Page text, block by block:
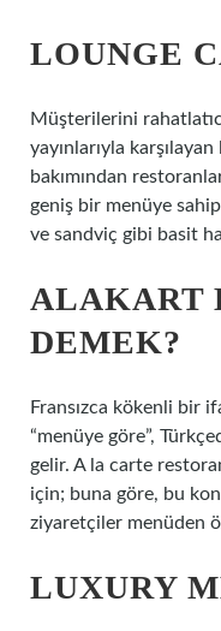
LOUNGE
Müşterilerini
yayınlarıyla
bakımından
geniş bir menüye
ve sandviç gibi basit
ALAKART
DEMEK?
Fransızca kökenli bir
“menüye göre”,
gelir. A la carte
için; buna göre, bu
ziyaretçiler menüden
LUXURY